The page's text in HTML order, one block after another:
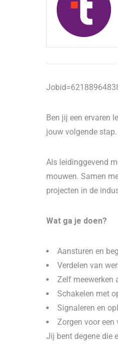
Ben jij een ervaren
jouw volgende stap.
Als leidinggevend
mouwen. Samen
projecten in de
Wat ga je doen?
Aansturen en
Verdelen van
Zelf meewerken
Schakelen met
Signaleren en
Zorgen voor een
Jij bent degene die